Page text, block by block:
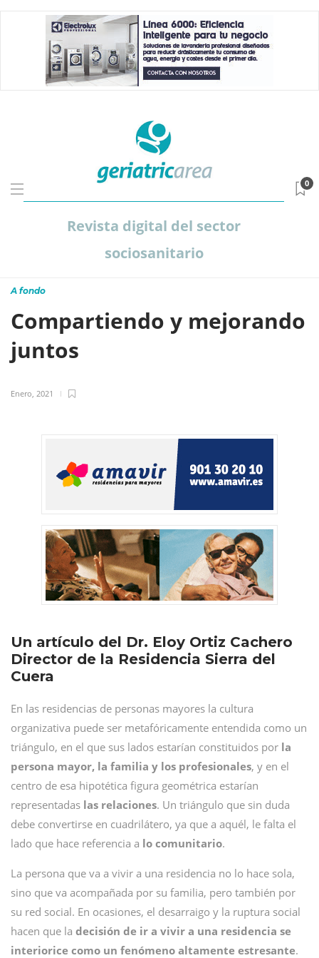
Revista digital del sector
sociosanitario
0
A fondo
Compartiendo y mejorando
juntos
Enero, 2021
Un artículo del Dr. Eloy Ortiz Cachero
Director de la Residencia Sierra del
Cuera
En las residencias de personas mayores la cultura
organizativa puede ser metafóricamente entendida como un
triángulo, en el que sus lados estarían constituidos por la
persona mayor, la familia y los profesionales, y en el
centro de esa hipotética figura geométrica estarían
representadas las relaciones. Un triángulo que sin duda
debe convertirse en cuadrilátero, ya que a aquél, le falta el
lado que hace referencia a lo comunitario.
La persona que va a vivir a una residencia no lo hace sola,
sino que va acompañada por su familia, pero también por
su red social. En ocasiones, el desarraigo y la ruptura social
hacen que la decisión de ir a vivir a una residencia se
interiorice como un fenómeno altamente estresante.